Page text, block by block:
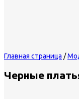
Главная страница /
Черные